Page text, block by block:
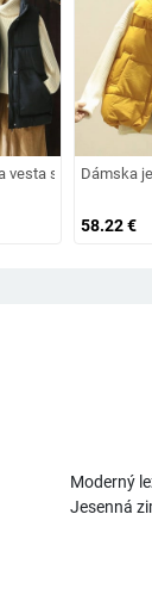
a zipsom
vesta s vreckami a
Dámska
58.22€
Moderný
Jesenná